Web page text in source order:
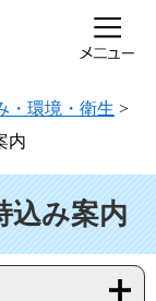
・環境・衛生 >
内
込み案内